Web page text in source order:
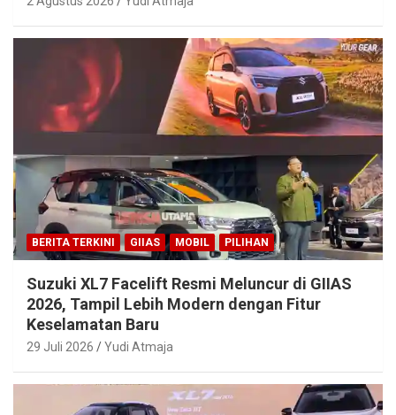
BERITA TERKINI GIIAS MOBIL PILIHAN
Suzuki XL7 Facelift Resmi Meluncur di GIIAS
2026, Tampil Lebih Modern dengan Fitur
Keselamatan Baru
29 Juli 2026 Yudi Atmaja